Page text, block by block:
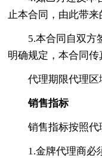
止本合同，由此带来
5.本合同自双方
明确规定，本合同传
代理期限代理区
销售指标
销售指标按照代
1.金牌代理商必